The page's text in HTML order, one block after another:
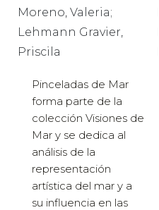
Moreno, Valeria;
Lehmann Gravier,
Priscila
Pinceladas de Mar
forma parte de la
colección Visiones de
Mar y se dedica al
análisis de la
representación
artística del mar y a
su influencia en las